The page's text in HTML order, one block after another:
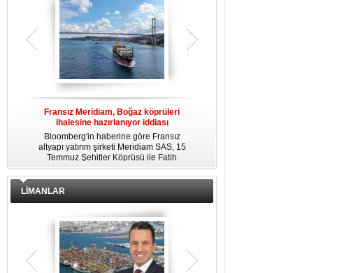
Fransız Meridiam, Boğaz köprüleri
ihalesine hazırlanıyor iddiası
Bloomberg'in haberine göre Fransız
altyapı yatırım şirketi Meridiam SAS, 15
Temmuz Şehitler Köprüsü ile Fatih
Sultan Mehmet Köprüsü'nün
özelleştirilmesine yönelik ihaleyle
zamanda kendi yat limanı, helikopter
pisti ve seçkin villaları da içeren koca
LİMANLAR